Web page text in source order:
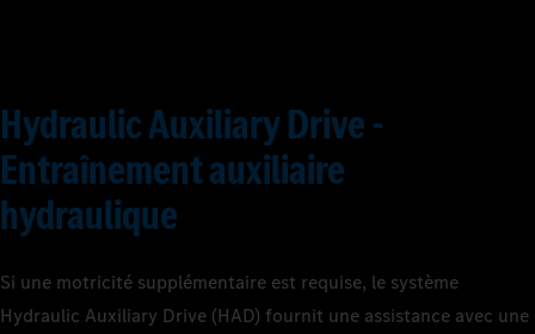
Hydraulic Auxiliary Drive -
Entraînement auxiliaire
hydraulique
Si une motricité supplémentaire est requise, le système
Hydraulic Auxiliary Drive (HAD) fournit une assistance avec une